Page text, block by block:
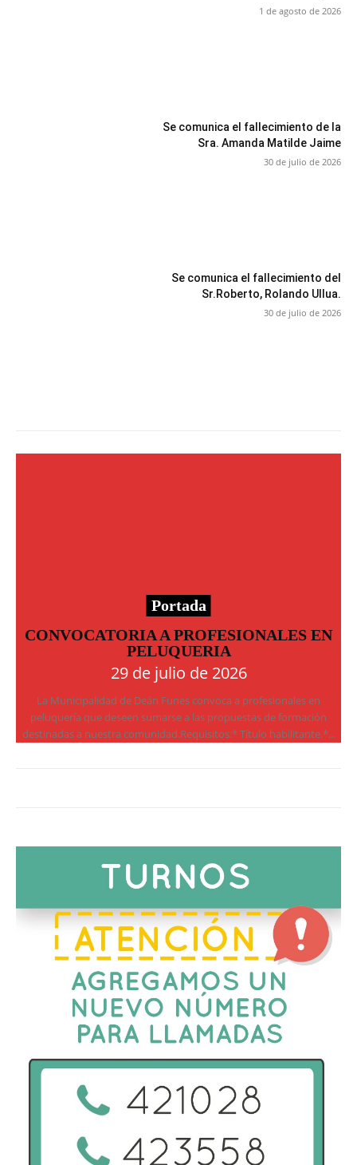
1 de agosto de 2026
Se comunica el fallecimiento de la
Sra. Amanda Matilde Jaime
30 de julio de 2026
Se comunica el fallecimiento del
Sr.Roberto, Rolando Ullua.
30 de julio de 2026
Portada
CONVOCATORIA A PROFESIONALES EN
PELUQUERIA
29 de julio de 2026
La Municipalidad de Deán Funes convoca a profesionales en
peluquería que deseen sumarse a las propuestas de formación
destinadas a nuestra comunidad.Requisitos:* Título habilitante.*...